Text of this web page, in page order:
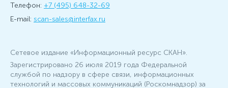
Сетевое издание «Информационный ресурс СКАН».
Зарегистрировано 26 июля 2019 года Федеральной
службой по надзору в сфере связи, информационных
технологий и массовых коммуникаций (Роскомнадзор) за
Телефон: +7 (495) 648-32-69
E-mail: scan-sales@interfax.ru